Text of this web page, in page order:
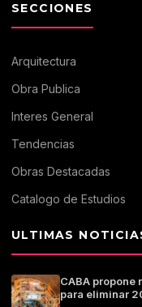
SECCIONES
Arquitectura
Obra Publica
Interes General
Tendencias
Obras Destacadas
Catalogo de Estudios
ULTIMAS
CABA
para eliminar